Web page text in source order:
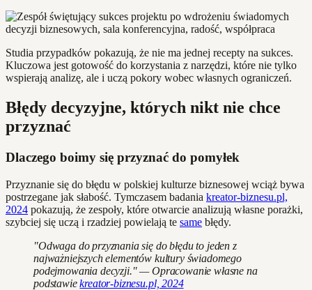
Studia przypadków pokazują, że nie ma jednej recepty na sukces.
Kluczowa jest gotowość do korzystania z narzędzi, które nie tylko
wspierają analizę, ale i uczą pokory wobec własnych ograniczeń.
Błędy decyzyjne, których nikt nie chce
przyznać
Dlaczego boimy się przyznać do pomyłek
Przyznanie się do błędu w polskiej kulturze biznesowej wciąż bywa
postrzegane jak słabość. Tymczasem badania kreator-biznesu.pl,
2024 pokazują, że zespoły, które otwarcie analizują własne porażki,
szybciej się uczą i rzadziej powielają te same błędy.
"Odwaga do przyznania się do błędu to jeden z
najważniejszych elementów kultury świadomego
podejmowania decyzji." — Opracowanie własne na
podstawiekreator-biznesu.pl, 2024